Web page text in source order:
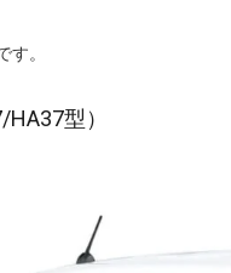
。
型）